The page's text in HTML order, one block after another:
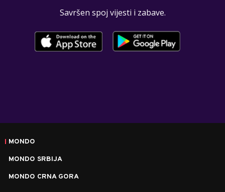
Savršen spoj vijesti i zabave.
MONDO
MONDO SRBIJA
MONDO CRNA GORA